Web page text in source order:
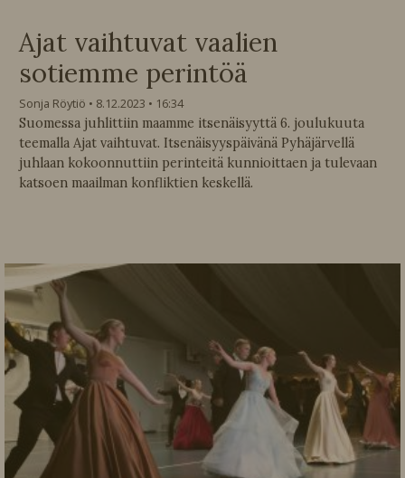
Ajat vaihtuvat vaalien
sotiemme perintöä
Sonja Röytiö 8.12.2023
16:34
Suomessa juhlittiin maamme itsenäisyyttä 6. joulukuuta
teemalla Ajat vaihtuvat. Itsenäisyyspäivänä Pyhäjärvellä
juhlaan kokoonnuttiin perinteitä kunnioittaen ja tulevaan
katsoen maailman konfliktien keskellä.